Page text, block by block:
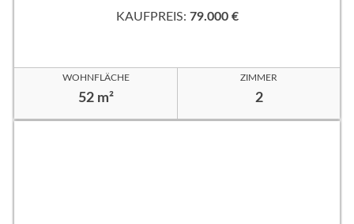
KAUFPREIS: 79.000 €
WOHNFLÄCHE
52 m²
ZIMMER
2